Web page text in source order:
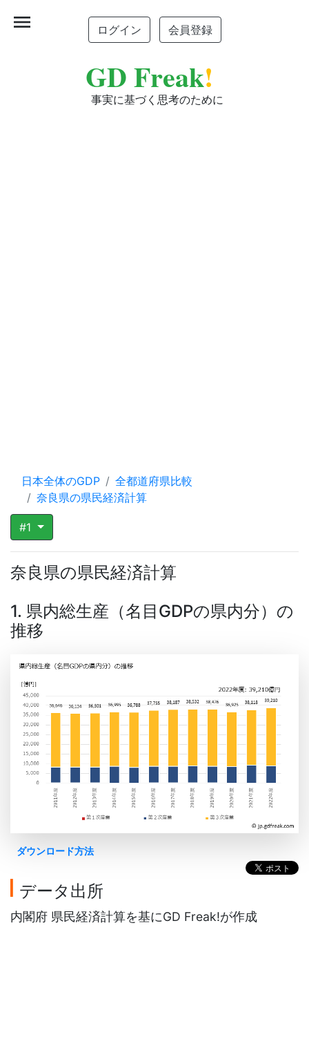
ログイン 会員登録
GD Freak!
事実に基づく思考のために
menu
日本全体のGDP
全都道府県比較
奈良県の県民経済計算
#1
奈良県の県民経済計算
1. 県内総生産（名目GDPの県内分）の
推移
ダウンロード方法
データ出所
内閣府 県民経済計算を基にGD Freak!が作成